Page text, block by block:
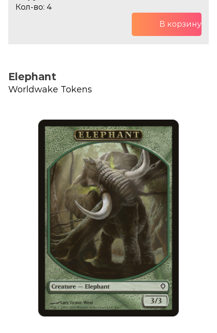
Кол-во: 4
В корзину
Elephant
Worldwake Tokens